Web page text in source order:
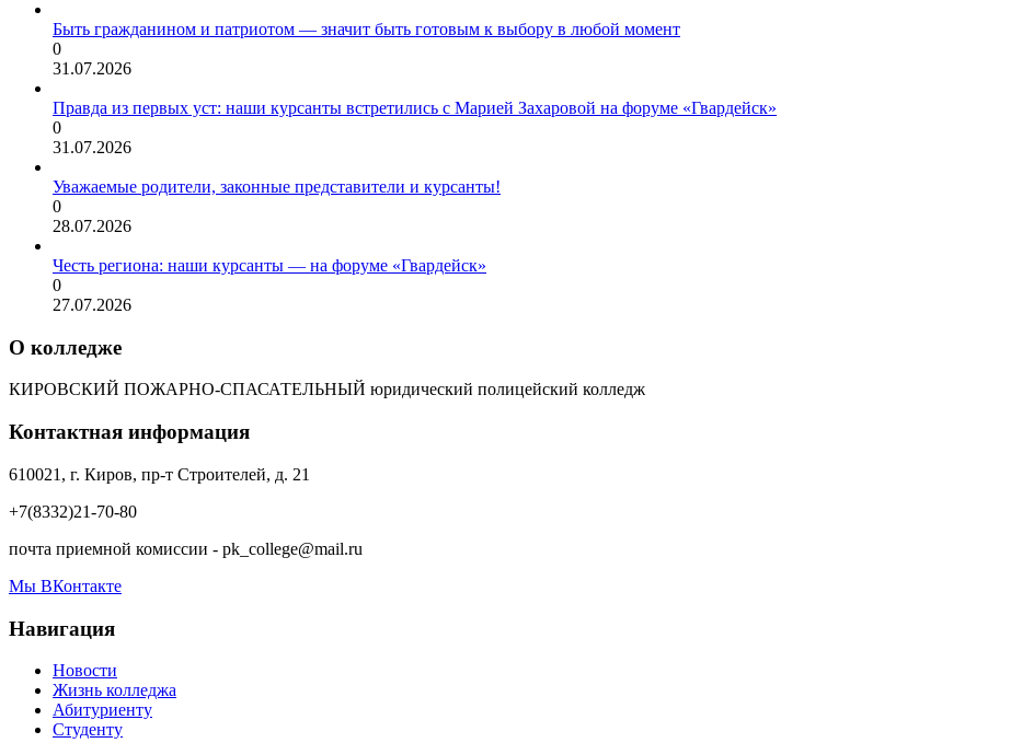
Быть гражданином и патриотом — значит быть готовым к выбору в любой момент
0
31.07.2026
Правда из первых уст: наши курсанты встретились с Марией Захаровой на форуме «Гвардейск»
0
31.07.2026
Уважаемые родители, законные представители и курсанты!
0
28.07.2026
Честь региона: наши курсанты — на форуме «Гвардейск»
0
27.07.2026
О колледже
КИРОВСКИЙ ПОЖАРНО-СПАСАТЕЛЬНЫЙ юридический полицейский колледж
Контактная информация
610021, г. Киров, пр-т Строителей, д. 21
+7(8332)21-70-80
почта приемной комиссии - pk_college@mail.ru
Мы ВКонтакте
Навигация
Новости
Жизнь колледжа
Абитуриенту
Студенту